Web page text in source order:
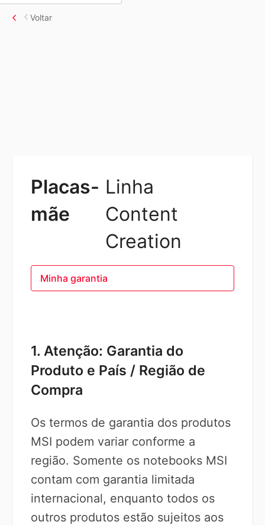
Voltar
Placas-
mãe
Linha
Content
Creation
Minha garantia
1. Atenção: Garantia do
Produto e País / Região de
Compra
Os termos de garantia dos produtos
MSI podem variar conforme a
região. Somente os notebooks MSI
contam com garantia limitada
internacional, enquanto todos os
outros produtos estão sujeitos aos